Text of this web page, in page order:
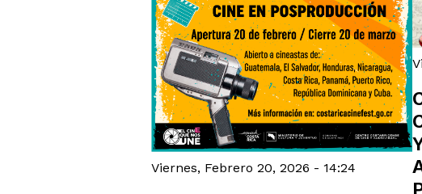
Viernes, Febrero 20, 2026 - 14:24